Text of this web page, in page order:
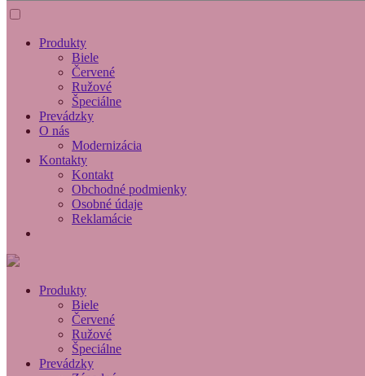
Produkty
Biele
Červené
Ružové
Špeciálne
Prevádzky
O nás
Modernizácia
Kontakty
Kontakt
Obchodné podmienky
Osobné údaje
Reklamácie
Produkty
Biele
Červené
Ružové
Špeciálne
Prevádzky